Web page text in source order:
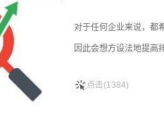
对于任何企业来说，都
因此会想方设法地提高
容或者标题的改动，由
点击(1384)